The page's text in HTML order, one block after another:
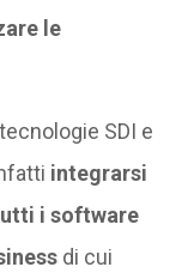
le
SDI e
integrarsi
i software
di cui